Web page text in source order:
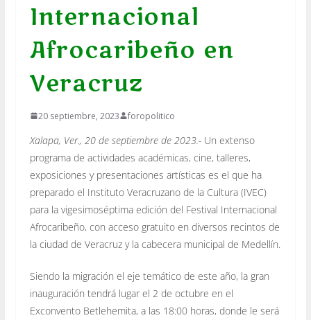
Internacional
Afrocaribeño en
Veracruz
20 septiembre, 2023 foropolitico
Xalapa, Ver., 20 de septiembre de 2023.-Un extenso
programa de actividades académicas, cine, talleres,
exposiciones y presentaciones artísticas es el que ha
preparado el Instituto Veracruzano de la Cultura (IVEC)
para la vigesimoséptima edición del Festival Internacional
Afrocaribeño, con acceso gratuito en diversos recintos de
la ciudad de Veracruz y la cabecera municipal de Medellín.
Siendo la migración el eje temático de este año, la gran
inauguración tendrá lugar el 2 de octubre en el
Exconvento Betlehemita, a las 18:00 horas, donde le será